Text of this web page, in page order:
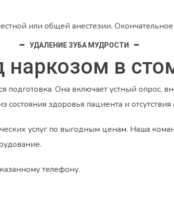
или общей анестезии.
УДАЛЕНИЕ ЗУБА МУДРОСТИ
в
подготовка. Она включает устный опрос,
здоровья пациента и
услуг по выгодным ценам. Наша
телефону.